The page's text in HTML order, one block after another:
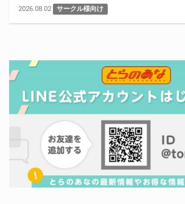
2026.08.02 サークル様向け